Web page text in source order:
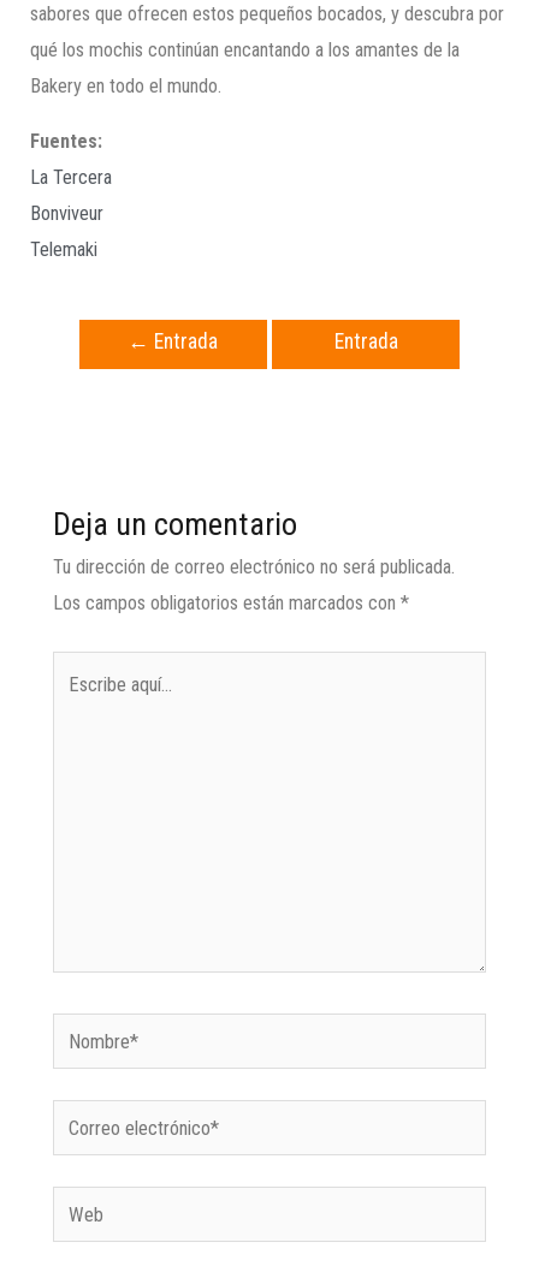
sabores que ofrecen estos pequeños bocados, y descubra por
qué los mochis continúan encantando a los amantes de la
Bakery en todo el mundo.
Fuentes:
La Tercera
Bonviveur
Telemaki
← Entrada
Entrada
Deja un comentario
Tu dirección de correo electrónico no será publicada.
Los campos obligatorios están marcados con *